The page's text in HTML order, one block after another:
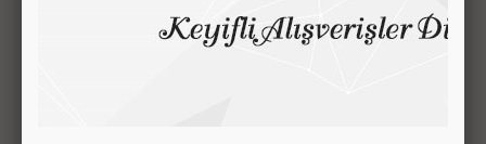
Fiyatı Görmek için Tıklayın